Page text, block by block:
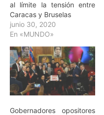
al límite la tensión entre
Caracas y Bruselas
junio 30, 2020
En «MUNDO»
Gobernadores opositores